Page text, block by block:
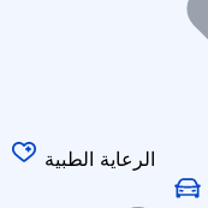
الرعاية الطبية